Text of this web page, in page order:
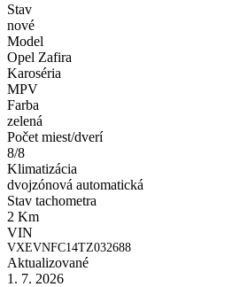
Stav
nové
Model
Opel Zafira
Karoséria
MPV
Farba
zelená
Počet miest/dverí
8/8
Klimatizácia
dvojzónová automatická
Stav tachometra
2 Km
VIN
VXEVNFC14TZ032688
Aktualizované
1. 7. 2026